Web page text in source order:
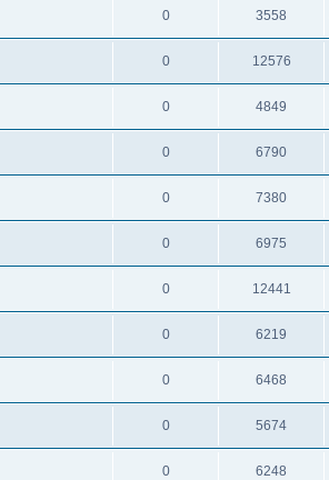
0 3558
0 12576
0 4849
0 6790
0 7380
0 6975
0 12441
0 6219
0 6468
0 5674
0 6248